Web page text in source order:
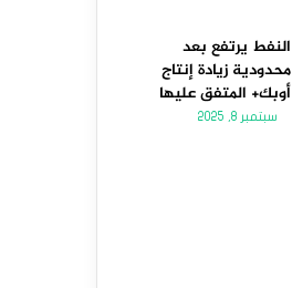
النفط يرتفع بعد
محدودية زيادة إنتاج
أوبك+ المتفق عليها
سبتمبر 8, 2025